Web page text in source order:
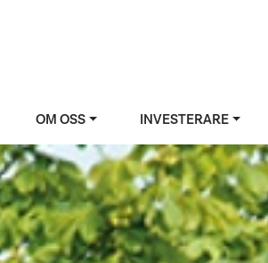
OM OSS INVESTERARE